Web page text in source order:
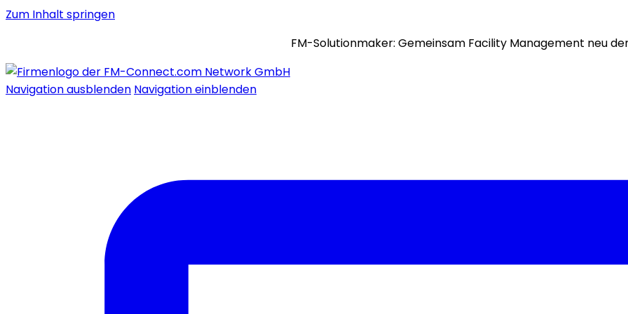
Zum Inhalt springen
FM-Solutionmaker: Gemeinsam Facility Management neu
Navigation ausblenden Navigation einblenden